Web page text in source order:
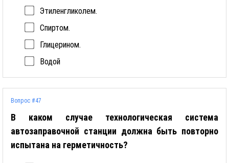
Этиленгликолем.
Спиртом.
Глицерином.
Водой
Вопрос #47
В каком случае технологическая система
автозаправочной станции должна быть повторно
испытана на герметичность?